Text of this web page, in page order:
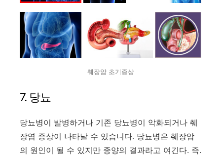
췌장암 초기증상
7. 당뇨
당뇨병이 발병하거나 기존 당뇨병이 악화되거나 췌
장염 증상이 나타날 수 있습니다. 당뇨병은 췌장암
의 원인이 될 수 있지만 종양의 결과라고 여긴다. 즉.